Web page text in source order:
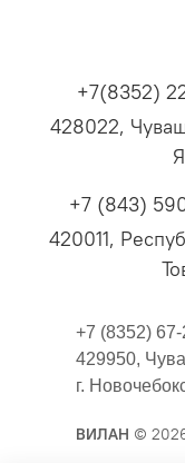
+7(8352)
428022,
+7 (843)
420011,
+7 (8352) 67-
429950,
г.
ВИЛАН ©